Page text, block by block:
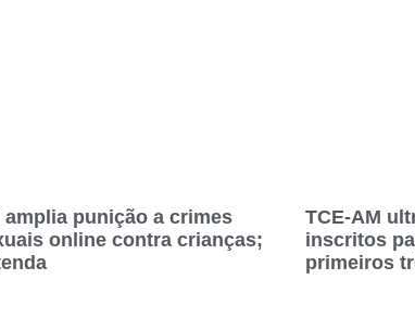
amplia punição a crimes
online contra crianças;
TCE-AM
inscritos
primeiros